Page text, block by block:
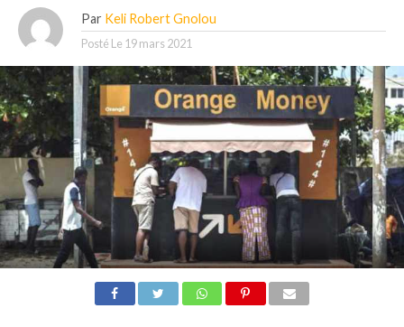
Par Keli Robert Gnolou
Posté Le 19 mars 2021